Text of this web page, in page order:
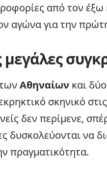
από τον έξω
αγώνα για την
μεγάλες
Αθηναίων και
σκηνικό
δεν περίμενε,
δυσκολεύονται να
πραγματικότητα.